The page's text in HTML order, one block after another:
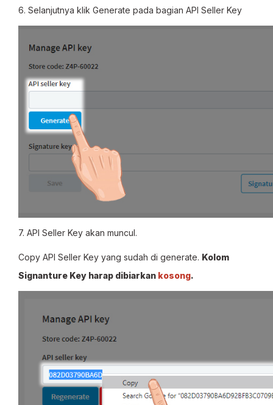
6. Selanjutnya klik Generate pada bagian API Seller Key
7. API Seller Key akan muncul.
Copy API Seller Key yang sudah di generate. Kolom
Signanture Key harap dibiarkan kosong.